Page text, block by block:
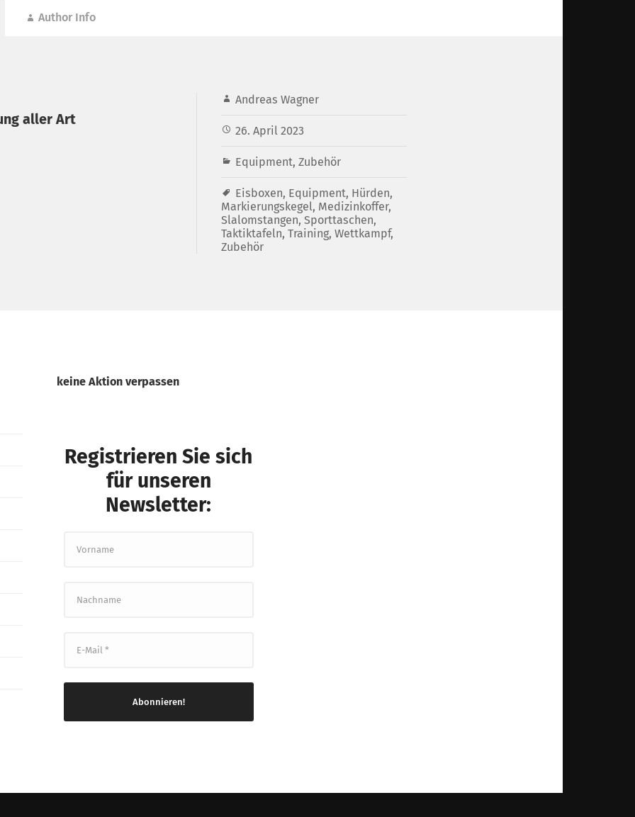
Author Info
Andreas Wagner
26. April 2023
Equipment, Zubehör
Eisboxen, Equipment, Hürden,
Markierungskegel, Medizinkoffer,
Slalomstangen, Sporttaschen,
Taktiktafeln, Training, Wettkampf,
Zubehör
aller Art
keine Aktion verpassen
Registrieren Sie sich
für unseren
Newsletter:
Mail